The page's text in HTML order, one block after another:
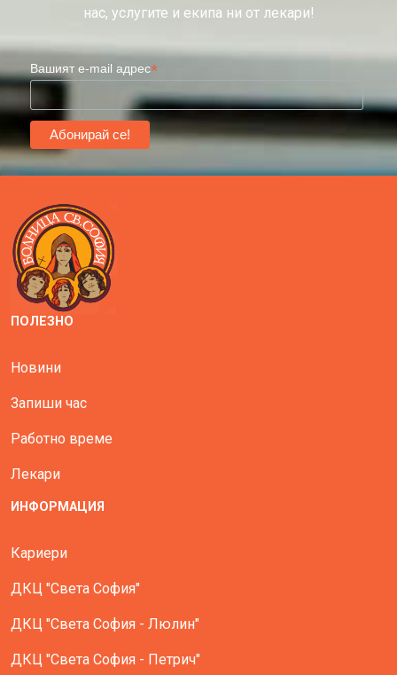
нас, услугите и екипа ни от лекари!
Вашият e-mail адрес*
ПОЛЕЗНО
Новини
Запиши час
Работно време
Лекари
ИНФОРМАЦИЯ
Кариери
ДКЦ "Света София"
ДКЦ "Света София - Люлин"
ДКЦ "Света София - Петрич"